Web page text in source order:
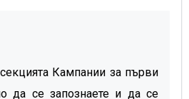
Кампании за първи
да се запознаете и да се